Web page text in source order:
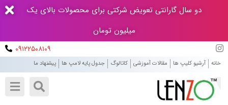
دو سال گارانتی تعویض شرکتی برای محصولات بالای یک
میلیون تومان
۰۹۱۲۲۵۰۸۱۰۹
خانه آرشیو کلیپ ها مقالات آموزشی کاتالوگ جدول پایه لامپ ها پیشنهاد ما